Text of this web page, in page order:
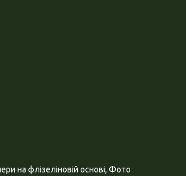
на флізеліновій основі, Фото